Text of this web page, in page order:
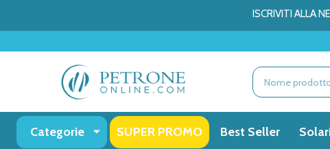
ISCRIVITI ALLA
Ricerca
Categorie SUPER PROMO Best Seller